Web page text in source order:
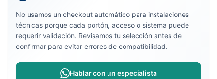
No usamos un checkout automático para instalaciones
técnicas porque cada portón, acceso o sistema puede
requerir validación. Revisamos tu selección antes de
confirmar para evitar errores de compatibilidad.
Hablar con un especialista